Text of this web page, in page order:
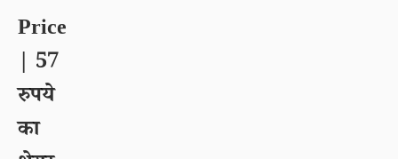
Price
| 57
रुपये
का